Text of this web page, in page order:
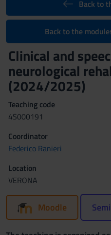
Back to
Back to the
Clinical and
neurological
(2024/2025)
Teaching code
4S000191
Coordinator
Federico Ranieri
Location
VERONA
Moodle